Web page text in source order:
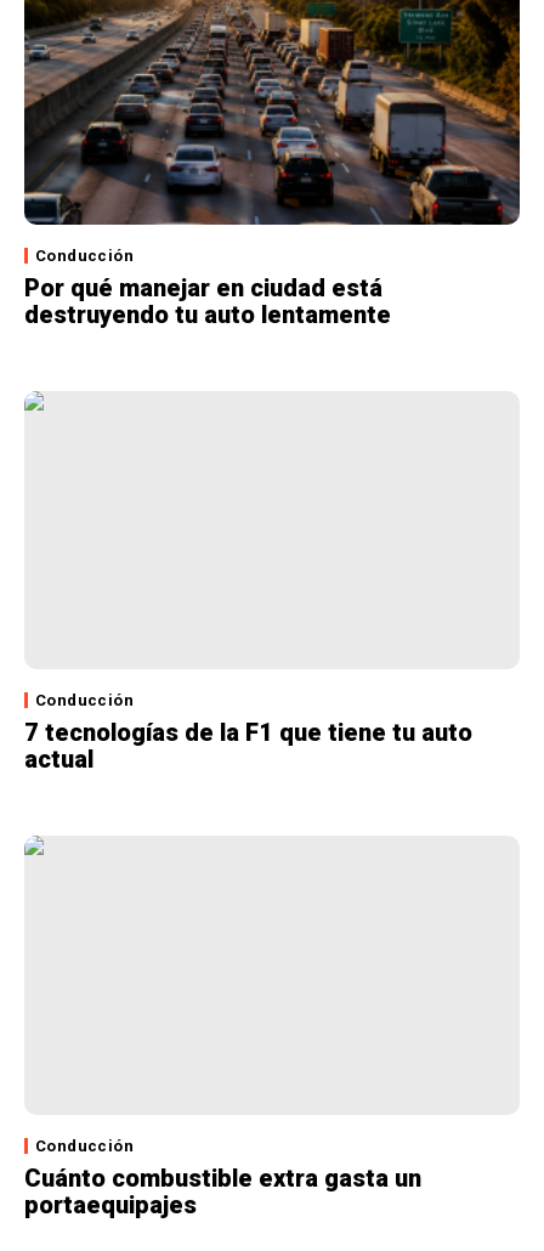
Conducción
Por qué manejar en ciudad está
destruyendo tu auto lentamente
Conducción
7 tecnologías de la F1 que tiene tu auto
actual
Conducción
Cuánto combustible extra gasta un
portaequipajes